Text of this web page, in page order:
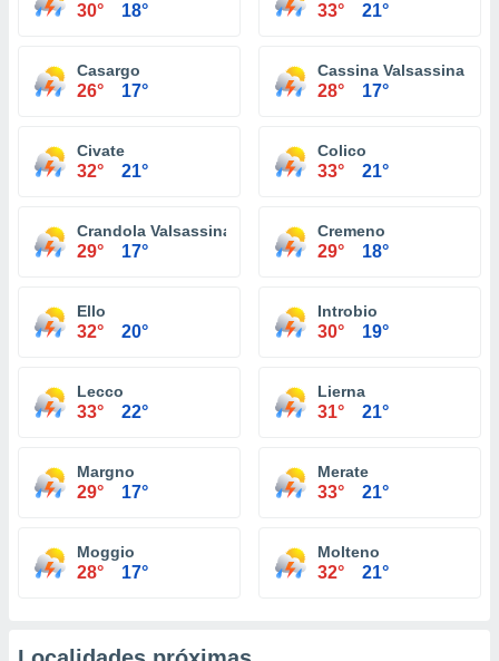
30° 18° 33° 21°
Casargo
26° 17°
Cassina Valsassina
28° 17°
Civate
32° 21°
Colico
33° 21°
Crandola Valsassina
29° 17°
Cremeno
29° 18°
Ello
32° 20°
Introbio
30° 19°
Lecco
33° 22°
Lierna
31° 21°
Margno
29° 17°
Merate
33° 21°
Moggio
28° 17°
Molteno
32° 21°